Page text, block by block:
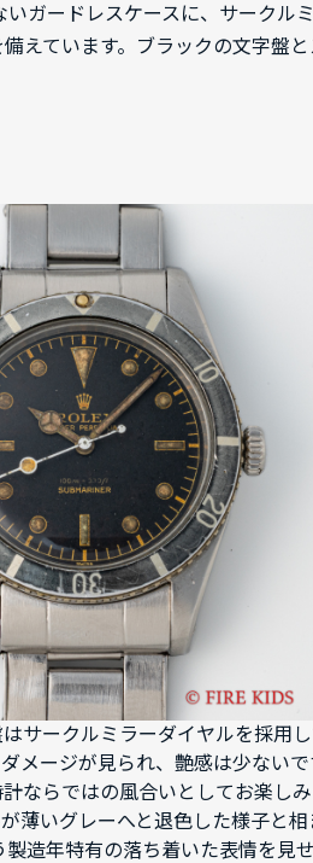
ガードレスケースに、サーク
えています。ブラックの文字盤
サークルミラーダイヤルを採用
メージが見られ、艶感は少ないで
ならではの風合いとしてお楽し
薄いグレーへと退色した様子と相
造年特有の落ち着いた表情を見